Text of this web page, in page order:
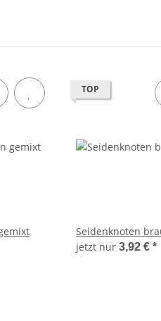
TOP
Seidenknoten
jetzt nur 3,92 € *